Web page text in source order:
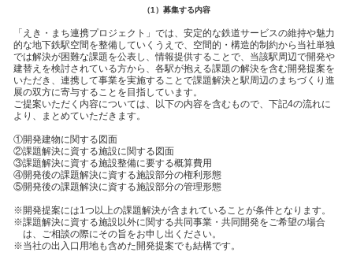
（1）募集する内容
「えき・まち連携プロジェクト」では、安定的な鉄道サービスの維持や魅力
的な地下鉄駅空間を整備していくうえで、空間的・構造的制約から当社単独
では解決が困難な課題を公表し、情報提供することで、当該駅周辺で開発や
建替えを検討されている方から、各駅が抱える課題の解決を含む開発提案を
いただき、連携して事業を実施することで課題解決と駅周辺のまちづくり進
展の双方に寄与することを目指しています。
ご提案いただく内容については、以下の内容を含むもので、下記4の流れに
より、まとめていただきます。
①開発建物に関する図面
②課題解決に資する施設に関する図面
③課題解決に資する施設整備に要する概算費用
④開発後の課題解決に資する施設部分の権利形態
⑤開発後の課題解決に資する施設部分の管理形態
開発提案には1つ以上の課題解決が含まれていることが条件となります。
課題解決に資する施設以外に関する共同事業・共同開発をご希望の場合
は、ご相談の際にその旨をお申し出ください。
当社の出入口用地も含めた開発提案でも結構です。